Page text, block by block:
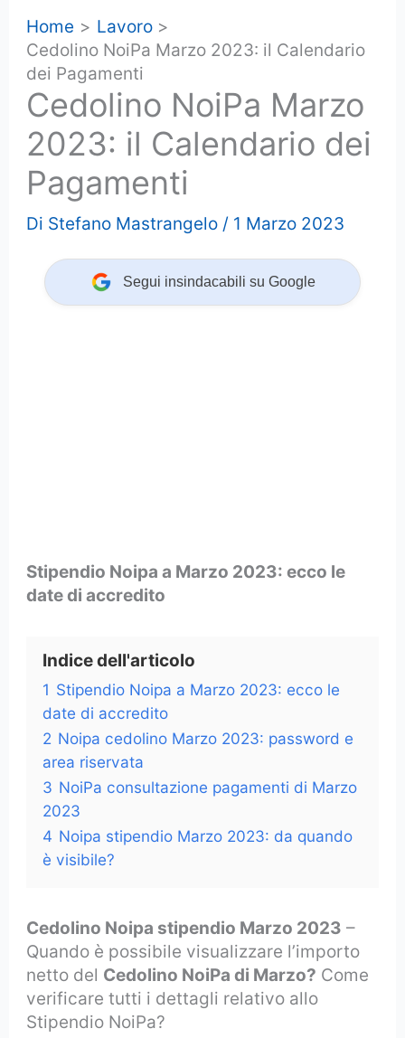
Home
Lavoro
Cedolino NoiPa Marzo 2023: il Calendario
dei Pagamenti
Cedolino NoiPa Marzo
2023: il Calendario dei
Pagamenti
Di Stefano Mastrangelo / 1 Marzo 2023
Segui insindacabili su Google
Stipendio Noipa a Marzo 2023: ecco le
date di accredito
Indice dell'articolo
1 Stipendio Noipa a Marzo 2023: ecco le
date di accredito
2 Noipa cedolino Marzo 2023: password e
area riservata
3 NoiPa consultazione pagamenti di Marzo
2023
4 Noipa stipendio Marzo 2023: da quando
è visibile?
Cedolino Noipa stipendio Marzo 2023 –
Quando è possibile visualizzare l’importo
netto del Cedolino NoiPa di Marzo? Come
verificare tutti i dettagli relativo allo
Stipendio NoiPa?